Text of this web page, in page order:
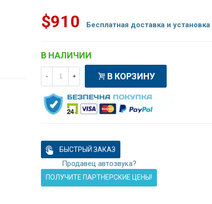
$910 Бесплатная доставка и установка
В НАЛИЧИИ
- + В КОРЗИНУ
БЫСТРЫЙ ЗАКАЗ
Продавец автозвука?
ПОЛУЧИТЕ ПАРТНЕРСКИЕ ЦЕНЫ!